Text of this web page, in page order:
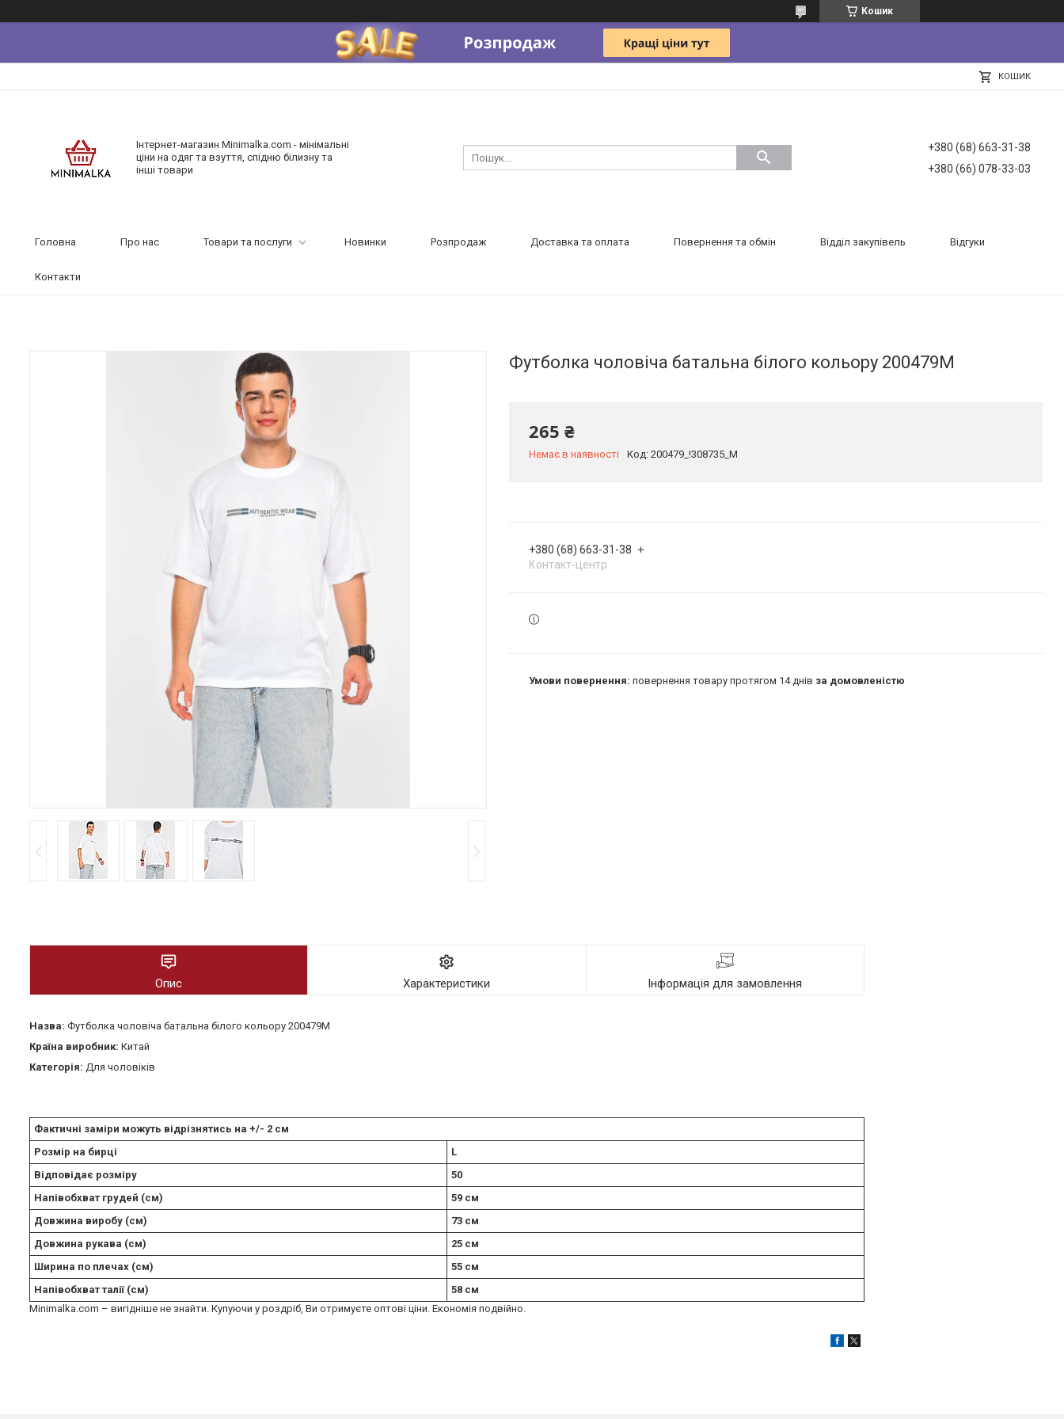
Кошик
КОШИК
Інтернет-магазин Minimalka.com - мінімальні
ціни на одяг та взуття, спідню білизну та
інші товари
+380 (68) 663-31-38
+380 (66) 078-33-03
Головна Про нас Товари та послуги Новинки Розпродаж Доставка та оплата Повернення та обмін Відділ закупівель Відгуки
Контакти
Футболка чоловіча батальна білого кольору 200479M
265 ₴
Немає в наявності Код: 200479_!308735_M
+380 (68) 663-31-38
Контакт-центр
повернення товару протягом 14 днів за домовленістю
Опис Характеристики Інформація для замовлення
Назва: Футболка чоловіча батальна білого кольору 200479M
Країна виробник: Китай
Категорія: Для чоловіків
Фактичні заміри можуть відрізнятись на +/- 2 см
Розмір на бирці
L
Відповідає розміру
50
Напівобхват грудей (см)
59 см
Довжина виробу (см)
73 см
Довжина рукава (см)
25 см
Ширина по плечах (см)
55 см
Напівобхват талії (см)
58 см
Minimalka.com – вигідніше не знайти. Купуючи у роздріб, Ви отримуєте оптові ціни. Економія подвійно.